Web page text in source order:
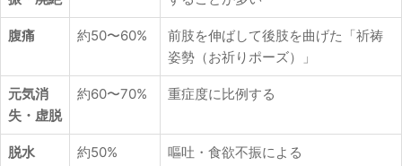
腹痛 約50〜60%
前肢を伸ばして後肢を曲げた「祈祷
姿勢（お祈りポーズ）」
元気消
失・虚脱
約60〜70% 重症度に比例する
脱水 約50% 嘔吐・食欲不振による